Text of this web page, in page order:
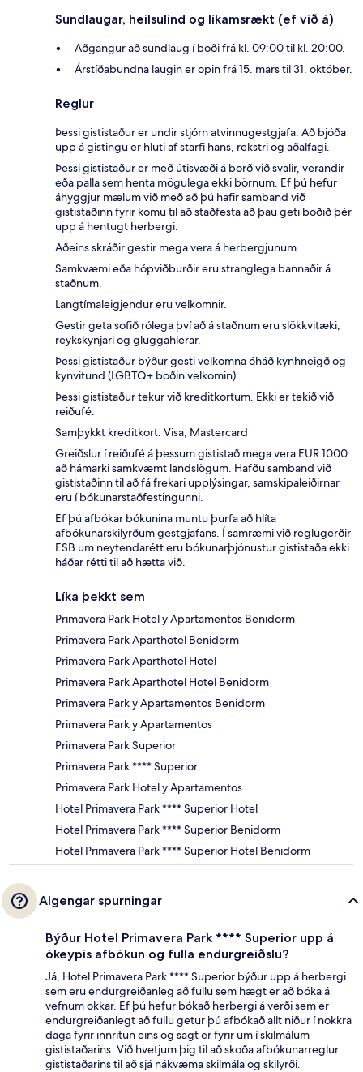
Sundlaugar, heilsulind og líkamsrækt (ef við á)
Aðgangur að sundlaug í boði frá kl. 09:00 til kl. 20:00.
Árstíðabundna laugin er opin frá 15. mars til 31. október.
Reglur
Þessi gististaður er undir stjórn atvinnugestgjafa. Að bjóða
upp á gistingu er hluti af starfi hans, rekstri og aðalfagi.
Þessi gististaður er með útisvæði á borð við svalir, verandir
eða palla sem henta mögulega ekki börnum. Ef þú hefur
áhyggjur mælum við með að þú hafir samband við
gististaðinn fyrir komu til að staðfesta að þau geti boðið þér
upp á hentugt herbergi.
Aðeins skráðir gestir mega vera á herbergjunum.
Samkvæmi eða hópviðburðir eru stranglega bannaðir á
staðnum.
Langtímaleigjendur eru velkomnir.
Gestir geta sofið rólega því að á staðnum eru slökkvitæki,
reykskynjari og gluggahlerar.
Þessi gististaður býður gesti velkomna óháð kynhneigð og
kynvitund (LGBTQ+ boðin velkomin).
Þessi gististaður tekur við kreditkortum. Ekki er tekið við
reiðufé.
Samþykkt kreditkort: Visa, Mastercard
Greiðslur í reiðufé á þessum gististað mega vera EUR 1000
að hámarki samkvæmt landslögum. Hafðu samband við
gististaðinn til að fá frekari upplýsingar, samskipaleiðirnar
eru í bókunarstaðfestingunni.
Ef þú afbókar bókunina muntu þurfa að hlíta
afbókunarskilyrðum gestgjafans. Í samræmi við reglugerðir
ESB um neytendarétt eru bókunarþjónustur gististaða ekki
háðar rétti til að hætta við.
Líka þekkt sem
Primavera Park Hotel y Apartamentos Benidorm
Primavera Park Aparthotel Benidorm
Primavera Park Aparthotel Hotel
Primavera Park Aparthotel Hotel Benidorm
Primavera Park y Apartamentos Benidorm
Primavera Park y Apartamentos
Primavera Park Superior
Primavera Park **** Superior
Primavera Park Hotel y Apartamentos
Hotel Primavera Park **** Superior Hotel
Hotel Primavera Park **** Superior Benidorm
Hotel Primavera Park **** Superior Hotel Benidorm
Algengar spurningar
Býður Hotel Primavera Park **** Superior upp á
ókeypis afbókun og fulla endurgreiðslu?
Já, Hotel Primavera Park **** Superior býður upp á herbergi
sem eru endurgreiðanleg að fullu sem hægt er að bóka á
vefnum okkar. Ef þú hefur bókað herbergi á verði sem er
endurgreiðanlegt að fullu getur þú afbókað allt niður í nokkra
daga fyrir innritun eins og sagt er fyrir um í skilmálum
gististaðarins. Við hvetjum þig til að skoða afbókunarreglur
gististaðarins til að sjá nákvæma skilmála og skilyrði.